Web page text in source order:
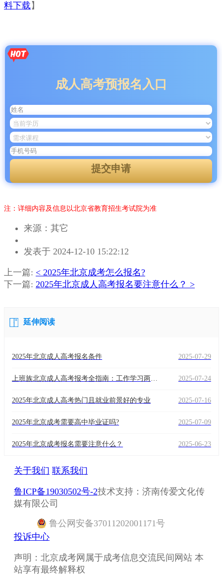
料下载 】
成人高考预报名入口
提交申请
注：详细内容及信息以北京省教育招生考试院为准
来源：其它
者：
老
师
发表于 2024-12-10 15:22:12
上一篇: < 2025年北京成考怎么报名?
下一篇: 2025年北京成人高考报名要注意什么？ >
延伸阅读
2025年北京成人高考报名条件 2025-07-29
上班族北京成人高考报考全指南：工作学习两不
2025-07-24
2025年北京成人高考热门且就业前景好的专业 2025-07-16
2025年北京成考需要高中毕业证吗? 2025-07-09
2025年北京成考报名需要注意什么？ 2025-06-23
关于我们 联系我们
鲁ICP备19030502号-2技术支持：济南传爱文化传
媒有限公司
鲁公网安备37011202001171号
投诉中心
声明：北京成考网属于成考信息交流民间网站 本
站享有最终解释权